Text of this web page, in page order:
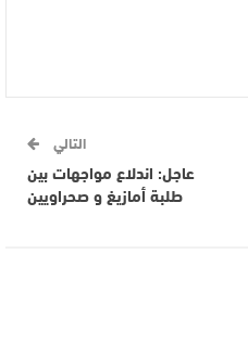
التالي
عاجل: اندلاع مواجهات بين
طلبة أمازيغ و صحراويين